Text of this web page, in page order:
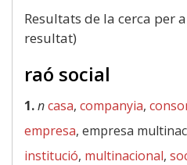
Resultats de la cerca per
resultat)
raó social
1.ncasa, companyia,
empresa, empresa
institució, multinacional,